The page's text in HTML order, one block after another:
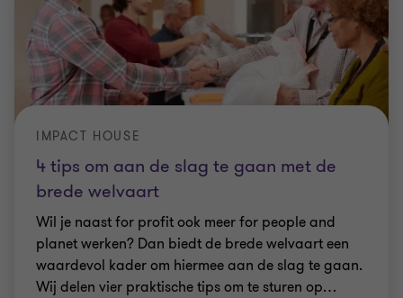
4 tips om aan de slag te gaan met de
brede welvaart
IMPACT HOUSE
Wil je naast for profit ook meer for people and
planet werken? Dan biedt de brede welvaart een
waardevol kader om hiermee aan de slag te gaan.
Wij delen vier praktische tips om te sturen op…